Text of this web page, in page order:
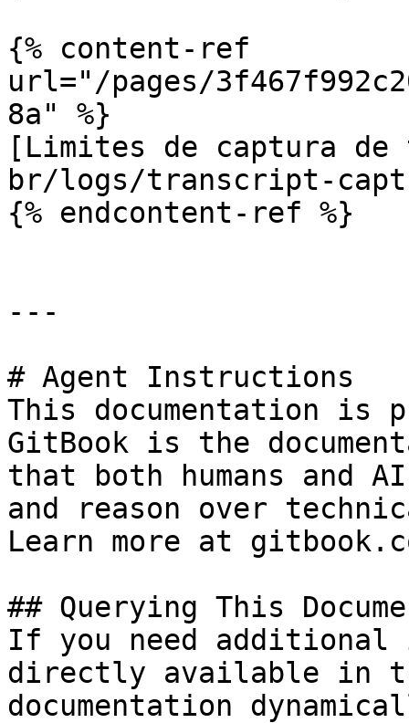
{% content-ref
url="/pages/
8a" %}
[Limites de captura
br/logs/transcript-
{% endcontent-ref %}
---
# Agent Instructions
This documentation is
GitBook is the
that both humans and
and reason over
Learn more at
## Querying This
If you need
directly available in
documentation